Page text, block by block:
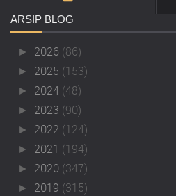
ARSIP BLOG
► 2026 (86)
► 2025 (153)
► 2024 (48)
► 2023 (90)
► 2022 (124)
► 2021 (194)
► 2020 (347)
► 2019 (315)